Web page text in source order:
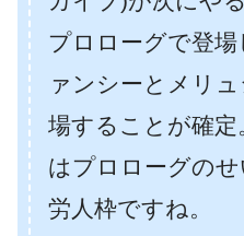
プロローグで登
ァンシーとメリ
場することが確
はプロローグの
労人枠ですね。